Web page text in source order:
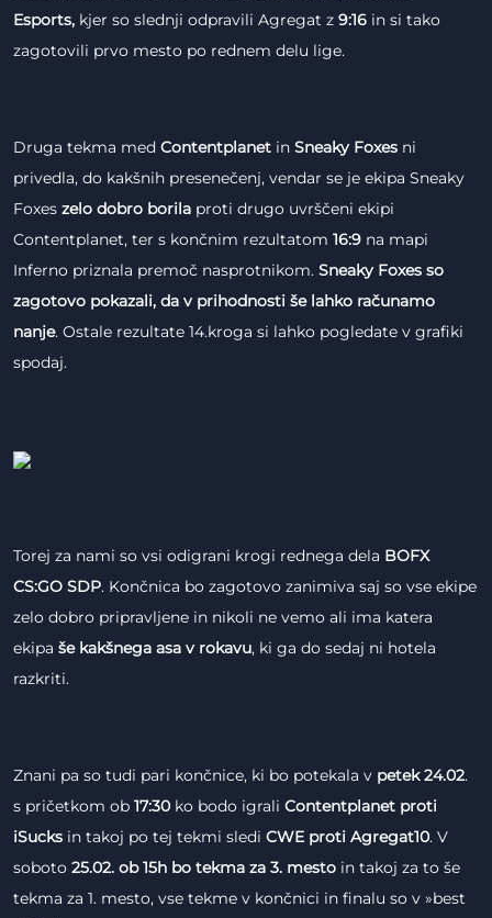
Esports, kjer so slednji odpravili Agregat z 9:16 in si tako
zagotovili prvo mesto po rednem delu lige.
Druga tekma med Contentplanet in Sneaky Foxes ni
privedla, do kakšnih presenečenj, vendar se je ekipa Sneaky
Foxes zelo dobro borila proti drugo uvrščeni ekipi
Contentplanet, ter s končnim rezultatom 16:9 na mapi
Inferno priznala premoč nasprotnikom. Sneaky Foxes so
zagotovo pokazali, da v prihodnosti še lahko računamo
nanje. Ostale rezultate 14.kroga si lahko pogledate v grafiki
spodaj.
Torej za nami so vsi odigrani krogi rednega dela BOFX
CS:GO SDP. Končnica bo zagotovo zanimiva saj so vse ekipe
zelo dobro pripravljene in nikoli ne vemo ali ima katera
ekipa še kakšnega asa v rokavu, ki ga do sedaj ni hotela
razkriti.
Znani pa so tudi pari končnice, ki bo potekala v petek 24.02.
s pričetkom ob 17:30 ko bodo igrali Contentplanet proti
iSucks in takoj po tej tekmi sledi CWE proti Agregat10. V
soboto 25.02. ob 15h bo tekma za 3. mesto in takoj za to še
tekma za 1. mesto, vse tekme v končnici in finalu so v »best